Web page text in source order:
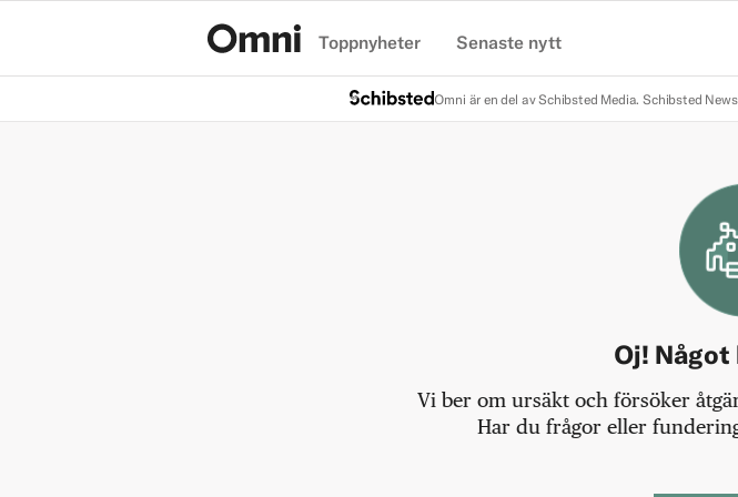
Toppnyheter Senaste nytt
Omni är en del av Schibsted Media. Schibsted
Oj!
Vi ber om ursäkt och försöker
Har du frågor eller